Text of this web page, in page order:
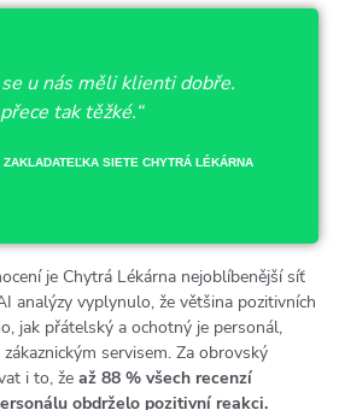
se u nás měli klienti dobře.
tak těžké.“
SIETE CHYTRÁ LÉKÁRNA
je Chytrá Lékárna nejoblíbenější síť
analýzy vyplynulo, že většina pozitivních
jak přátelský a ochotný je personál,
servisem. Za obrovský
i to, žeaž 88 % všech recenzí
obdrželo pozitivní reakci.